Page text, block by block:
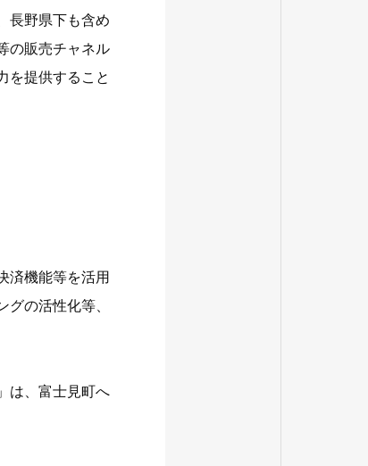
長野県下も含め
の販売チャネル
を提供すること
済機能等を活用
の活性化等、
は、富士見町へ